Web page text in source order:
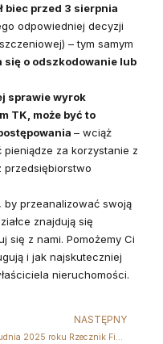
biec przed 3 sierpnia
odpowiedniej decyzji
– tym samym
się o odszkodowanie lub
sprawie wyrok
TK, może być to
– wciąż
za korzystanie z
przedsiębiorstwo
by przeanalizować swoją
znajdują się
się z nami. Pomożemy Ci
i jak najskuteczniej
nieruchomości.
NASTĘPNY
1 grudnia 2025 roku Rzecznik Finansowy wydał Oświadczenie w sprawie sankcji kredytu darmowego. Co to oznacza dla Kredytobiorców?